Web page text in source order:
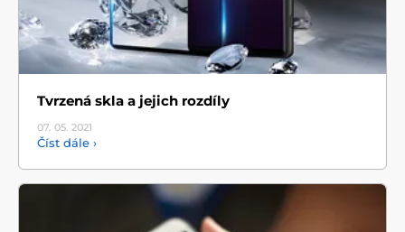
Tvrzená skla a jejich rozdíly
07. 05. 2021
Číst dále ›